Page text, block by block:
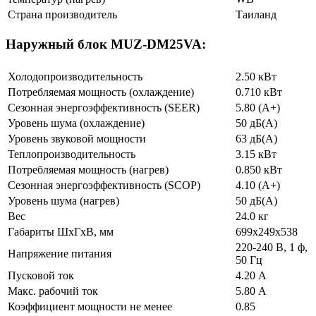
Страна производитель
Таиланд
Наружный блок MUZ-DM25VA:
Холодопроизводительность
2.50 кВт
Потребляемая мощность (охлаждение)
0.710 кВт
Сезонная энергоэффективность (SEER)
5.80 (A+)
Уровень шума (охлаждение)
50 дБ(А)
Уровень звуковой мощности
63 дБ(А)
Теплопроизводительность
3.15 кВт
Потребляемая мощность (нагрев)
0.850 кВт
Сезонная энергоэффективность (SCOP)
4.10 (A+)
Уровень шума (нагрев)
50 дБ(А)
Вес
24.0 кг
Габариты ШхГхВ, мм
699x249x538
Напряжение питания
220-240 В, 1 ф,
50 Гц
Пусковой ток
4.20 А
Макс. рабочий ток
5.80 А
Коэффициент мощности не менее
0.85